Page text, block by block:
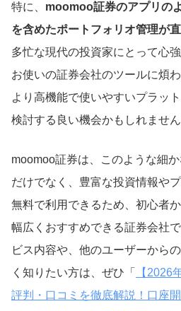
特に、 moomoo証券のアプリの
を含めたポートフォリオ管理が
多忙な現代の投資家にとって心
お使いの証券会社のツールに煩
より高機能で使いやすいプラッ
検討する良い機会かもしれません
moomoo証券は、このような細
だけでなく、豊富な投資情報や
無料で利用できるため、初心者
幅広くおすすめできる証券会社
ビス内容や、他のユーザーから
く知りたい方は、ぜひ「
【2026
評判・口コミを徹底解説！口座